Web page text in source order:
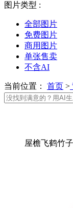
图片类型 :
全部图片
免费图片
商用图片
单张售卖
不含AI
当前位置： 首页 >
屋檐飞鹤竹